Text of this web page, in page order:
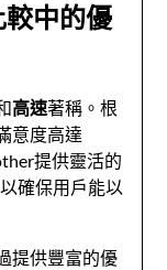
中的優
高速著稱。根
意度高達
提供靈活的
確保用戶能以
提供豐富的優